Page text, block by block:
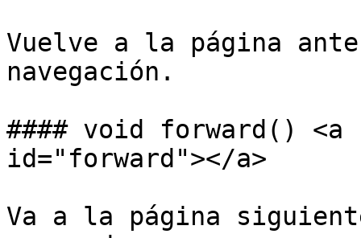
Vuelve a la página
navegación.
#### void forward() <a
id="forward"></a>
Va a la página